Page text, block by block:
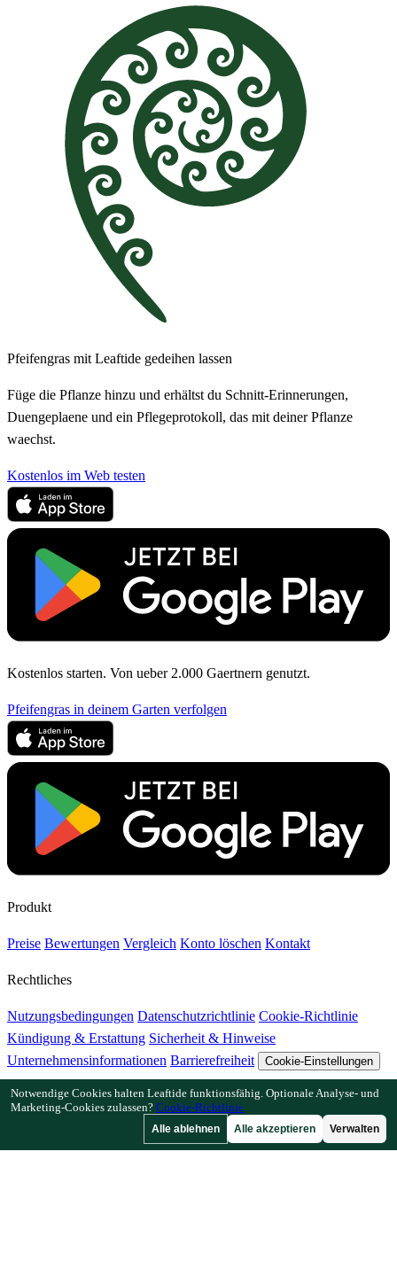
Pfeifengras mit Leaftide gedeihen lassen
Füge die Pflanze hinzu und erhältst du Schnitt-Erinnerungen,
Duengeplaene und ein Pflegeprotokoll, das mit deiner Pflanze
waechst.
Kostenlos im Web testen
Kostenlos starten. Von ueber 2.000 Gaertnern genutzt.
Pfeifengras in deinem Garten verfolgen
Produkt
Preise Bewertungen Vergleich Konto löschen Kontakt
Rechtliches
Nutzungsbedingungen Datenschutzrichtlinie Cookie-Richtlinie
Kündigung & Erstattung Sicherheit & Hinweise
Unternehmensinformationen Barrierefreiheit Cookie-Einstellungen
Funktionen
Beetplaner-Anleitung Pflanzenbibliothek
Gartengalerie
Notwendige Cookies halten Leaftide funktionsfähig. Optionale Analyse- und
Marketing-Cookies zulassen? Cookie-Richtlinie
Alle ablehnen Alle akzeptieren Verwalten